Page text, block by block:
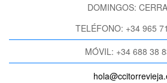
DOMINGOS:
TELÉFONO: +34 965
MÓVIL: +34 688 38